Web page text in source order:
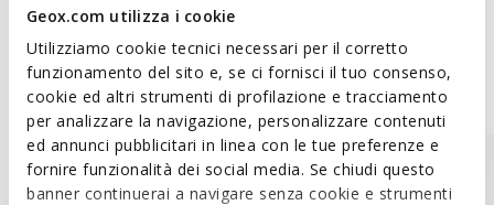
Geox.com utilizza i cookie
Utilizziamo cookie tecnici necessari per il corretto
funzionamento del sito e, se ci fornisci il tuo consenso,
cookie ed altri strumenti di profilazione e tracciamento
per analizzare la navigazione, personalizzare contenuti
ed annunci pubblicitari in linea con le tue preferenze e
fornire funzionalità dei social media. Se chiudi questo
banner continuerai a navigare senza cookie e strumenti
Style Inspiration